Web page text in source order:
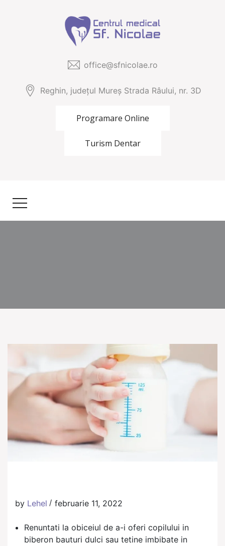
office@sfnicolae.ro
Reghin, județul Mureș Strada Râului, nr. 3D
Programare Online
Turism Dentar
by Lehel februarie 11, 2022
Renuntati la obiceiul de a-i oferi copilului in
biberon bauturi dulci sau tetine imbibate in